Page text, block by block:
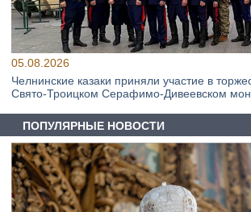
05.08.2026
Челнинские казаки приняли участие в
Свято‑Троицком Серафимо‑Дивеевском
ПОПУЛЯРНЫЕ НОВОСТИ